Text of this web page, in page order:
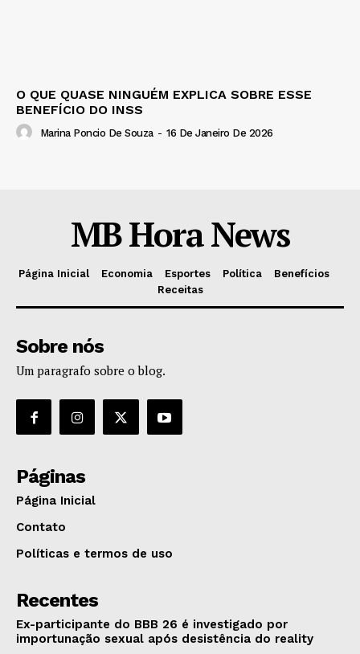
O QUE QUASE NINGUÉM EXPLICA SOBRE ESSE
BENEFÍCIO DO INSS
Marina Poncio De Souza - 16 De Janeiro De 2026
MB Hora News
Página Inicial Economia Esportes Política
Benefícios
Receitas
Sobre nós
Um paragrafo sobre o blog.
Páginas
Página Inicial
Contato
Políticas e termos de uso
Recentes
Ex-participante do BBB 26 é investigado por
importunação sexual após desistência do reality